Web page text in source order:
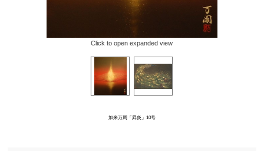
Click to open expanded view
加来万周「昇炎」10号